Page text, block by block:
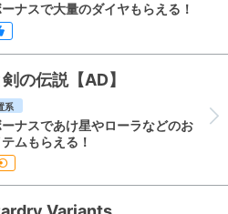
ナスで大量のダイヤもらえる！
の伝説【AD】
系
ナスであけ星やローラなどのお
ムもらえる！